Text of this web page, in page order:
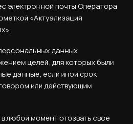
электронной почты Оператора
«Актуализация
данных
целей, для которых были
данные, если иной срок
или действующим
любой момент отозвать свое